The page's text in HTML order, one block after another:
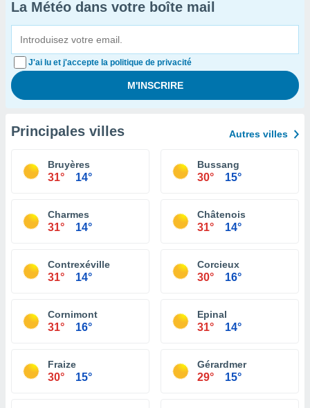
La Météo dans votre boîte mail
J'ai lu et j'accepte la politique de privacité
Principales villes Autres villes
Bruyères
31° 14°
Bussang
30° 15°
Charmes
31° 14°
Châtenois
31° 14°
Contrexéville
31° 14°
Corcieux
30° 16°
Cornimont
31° 16°
Epinal
31° 14°
Fraize
30° 15°
Gérardmer
29° 15°